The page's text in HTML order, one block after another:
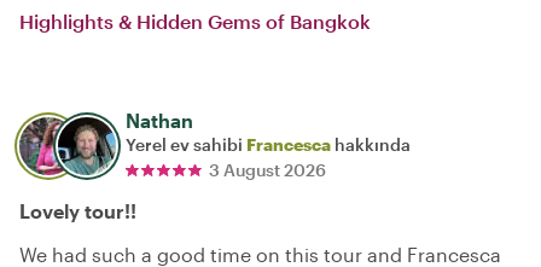
Highlights & Hidden Gems of Bangkok
Nathan
Yerel ev sahibi Francesca hakkında
3 August 2026
Lovely tour!!
We had such a good time on this tour and Francesca